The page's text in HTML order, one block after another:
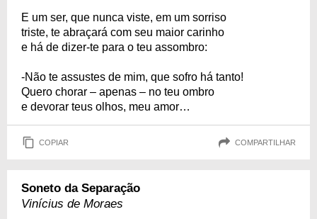
E um ser, que nunca viste, em um sorriso
triste, te abraçará com seu maior carinho
e há de dizer-te para o teu assombro:
-Não te assustes de mim, que sofro há tanto!
Quero chorar – apenas – no teu ombro
e devorar teus olhos, meu amor…
COPIAR COMPARTILHAR
Soneto da Separação
Vinícius de Moraes